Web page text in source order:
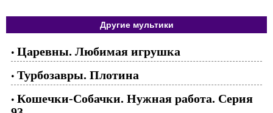
Другие мультики
• Царевны. Любимая игрушка
• Турбозавры. Плотина
• Кошечки-Собачки. Нужная работа. Серия